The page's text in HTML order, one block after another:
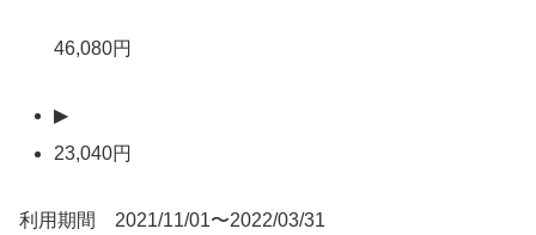
46,080円
▶
23,040円
利用期間 2021/11/01〜2022/03/31